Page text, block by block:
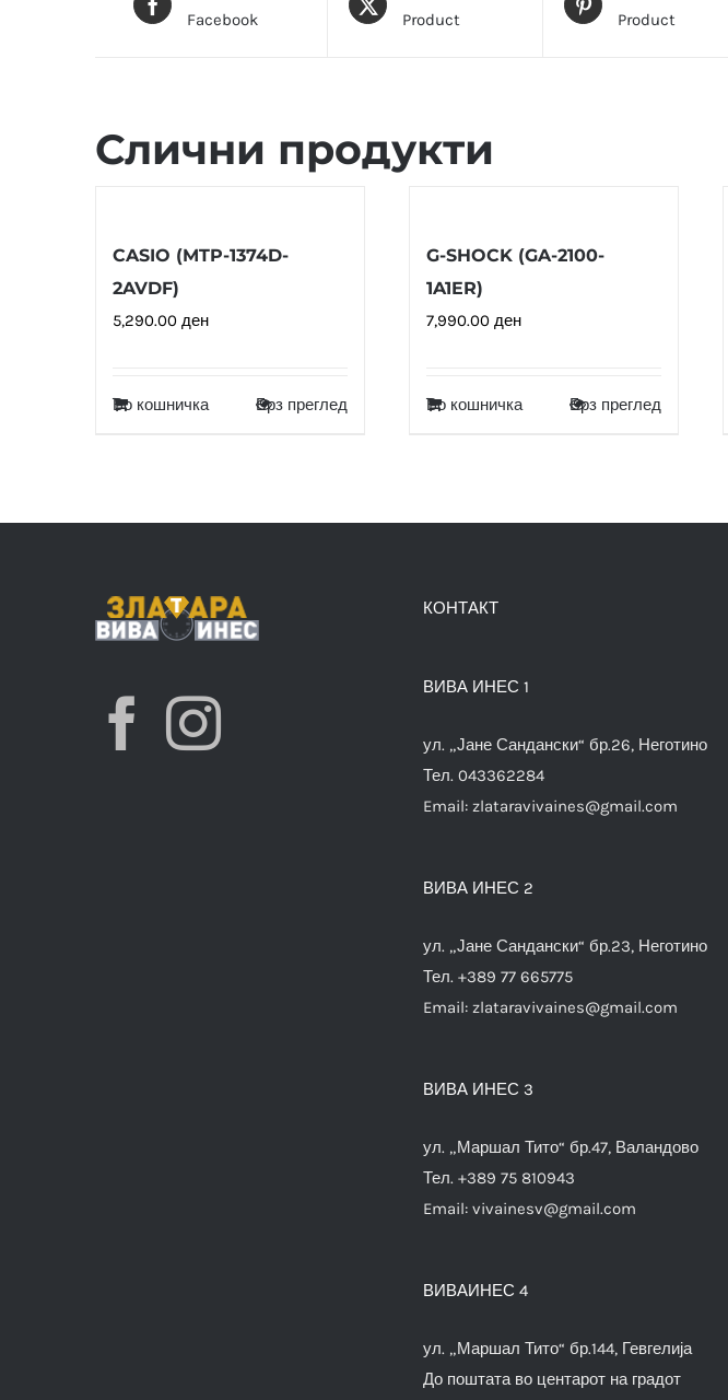
Facebook
Product
Product
Слични продукти
CASIO (MTP-1374D-
2AVDF)
5,290.00 ден
Во кошничка Брз преглед
G-SHOCK (GA-2100-
1A1ER)
7,990.00 ден
Во кошничка Брз преглед
КОНТАКТ
ВИВА ИНЕС 1
ул. „Јане Сандански“ бр.26, Неготино
Тел. 043362284
Email: zlataravivaines@gmail.com
ВИВА ИНЕС 2
ул. „Јане Сандански“ бр.23, Неготино
Тел. +389 77 665775
Email: zlataravivaines@gmail.com
ВИВА ИНЕС 3
ул. „Маршал Тито“ бр.47, Валандово
Тел. +389 75 810943
Email: vivainesv@gmail.com
ВИВАИНЕС 4
ул. „Маршал Тито“ бр.144, Гевгелија
До поштата во центарот на градот